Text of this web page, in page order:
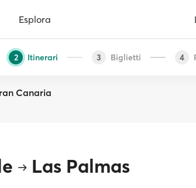
Esplora
2 Itinerari 3 Biglietti 4
Canaria
Las Palmas